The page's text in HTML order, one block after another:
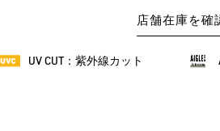
店舗在庫を確
UV CUT：紫外線カット